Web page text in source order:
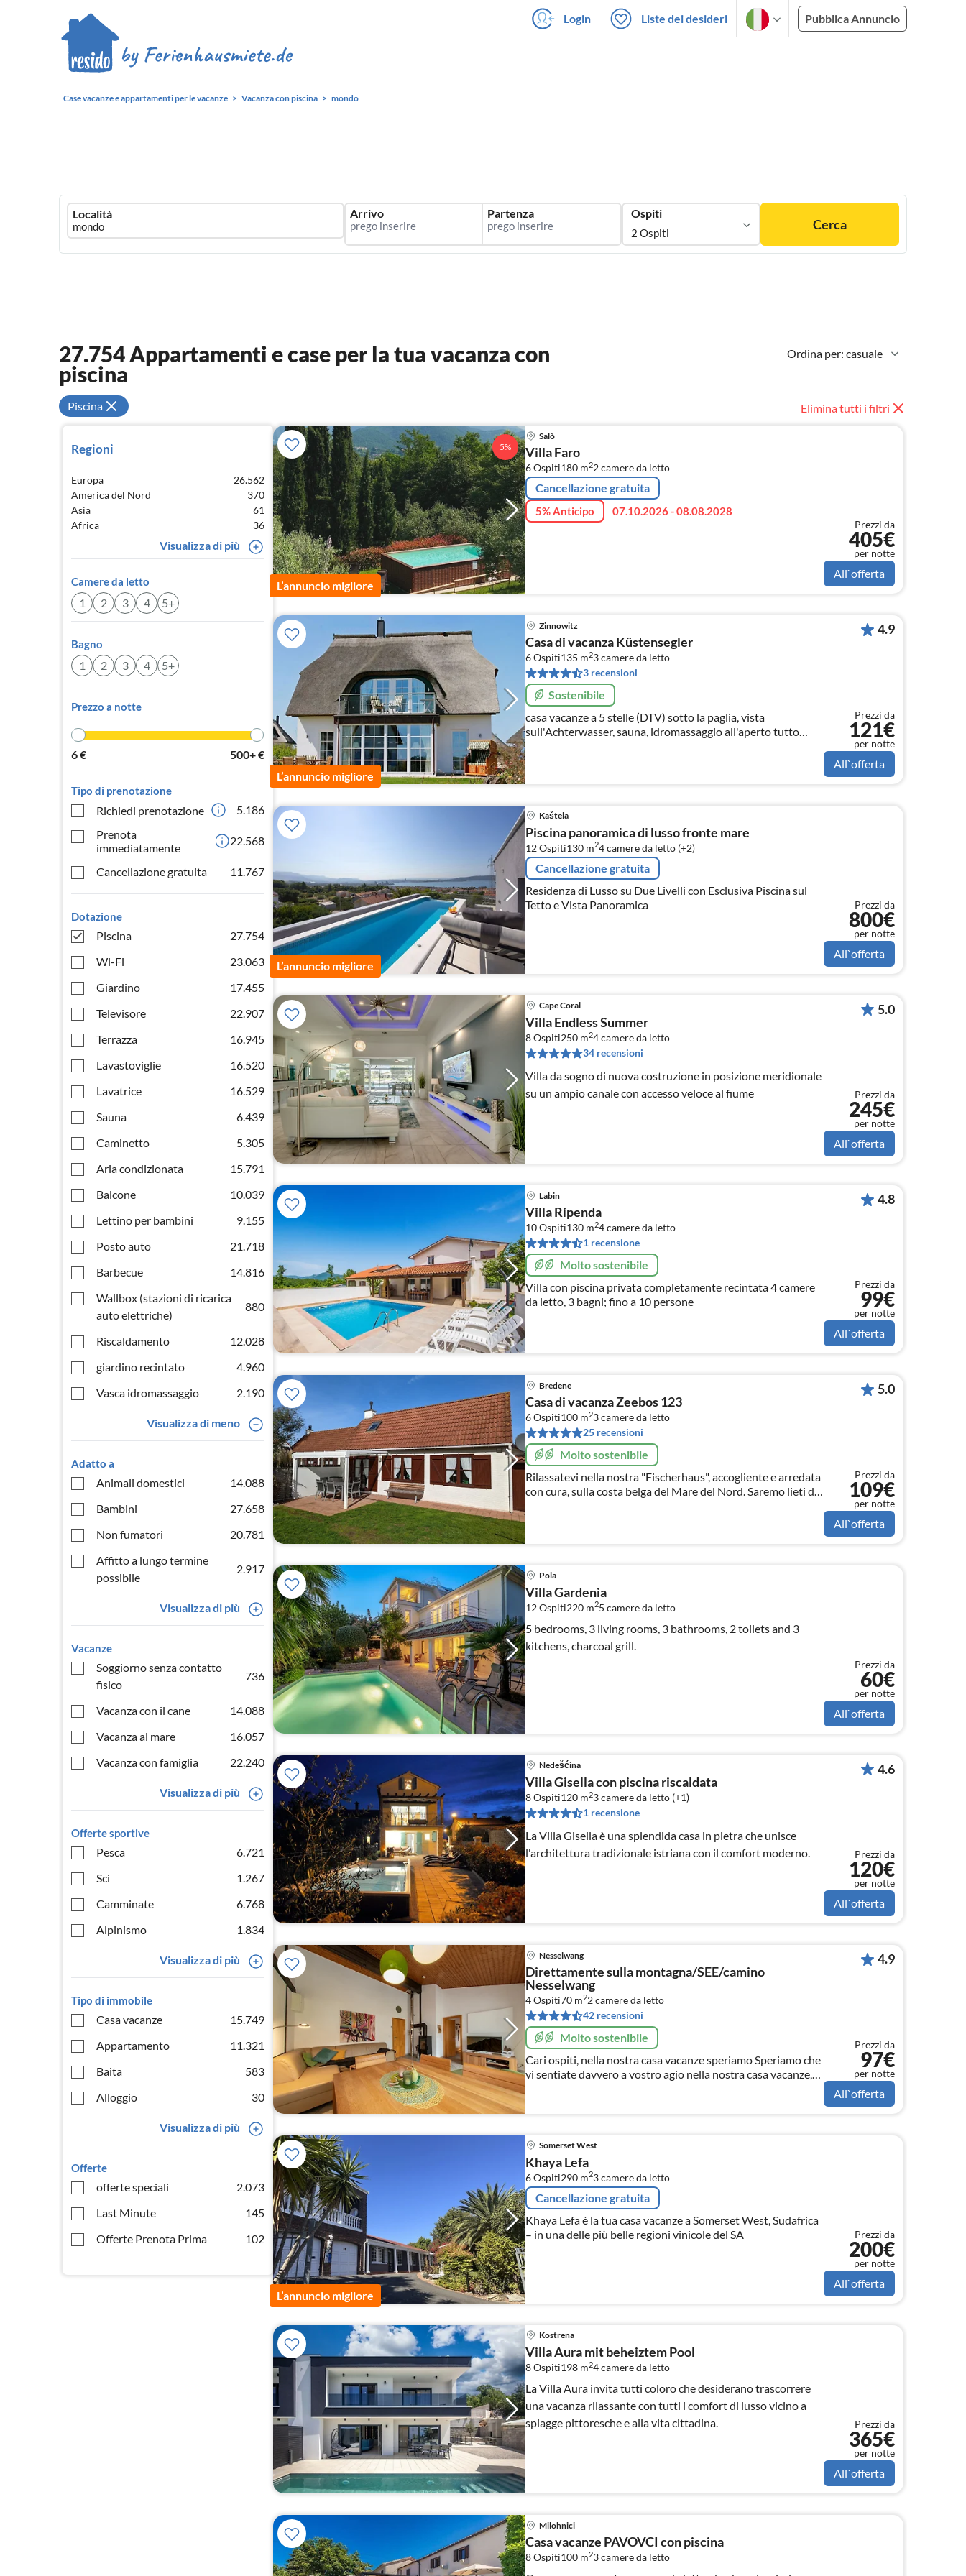
Login Liste dei desideri Pubblica Annuncio
Case vacanze e appartamenti per le vacanze Vacanza con piscina mondo
Ferienhausmiete
logo
Località Arrivo Partenza Ospiti
2 Ospiti
Cerca
Ordina per: casuale
27.754 Appartamenti e case per la tua vacanza con
piscina
Piscina Elimina tutti i filtri
Regioni
Europa
26.562
America del Nord
370
Asia
61
Africa
36
Visualizza di più
Camere da letto
1 2 3 4 5+
Bagno
1 2 3 4 5+
Prezzo a notte
6€ 500+€
Tipo di prenotazione
Richiedi prenotazione
5.186
Prenota
immediatamente
22.568
Cancellazione gratuita 11.767
Dotazione
Piscina
27.754
Wi-Fi
23.063
Giardino
17.455
Televisore
22.907
Terrazza
16.945
Lavastoviglie
16.520
Lavatrice
16.529
Sauna
6.439
Caminetto
5.305
Aria condizionata
15.791
Balcone
10.039
Lettino per bambini
9.155
Posto auto
21.718
Barbecue
14.816
Wallbox (stazioni di ricarica
auto elettriche)
880
Riscaldamento
12.028
giardino recintato
4.960
Vasca idromassaggio
2.190
Visualizza di meno
Adatto a
Animali domestici
14.088
Bambini
27.658
Non fumatori
20.781
Affitto a lungo termine
possibile
2.917
Visualizza di più
Vacanze
Soggiorno senza contatto
fisico
736
Vacanza con il cane
14.088
Vacanza al mare
16.057
Vacanza con famiglia
22.240
Visualizza di più
Offerte sportive
Pesca
6.721
Sci
1.267
Camminate
6.768
Alpinismo
1.834
Visualizza di più
Tipo di immobile
Casa vacanze
15.749
Appartamento
11.321
Baita
583
Alloggio
30
Visualizza di più
Offerte
offerte speciali
2.073
Last Minute
145
Offerte Prenota Prima
102
L’annuncio migliore
5%
Salò
Villa Faro
6 Ospiti180 m22camere da letto
Cancellazione gratuita
5% Anticipo 07.10.2026 - 08.08.2028
Prezzi da
405€
per notte
All`offerta
L’annuncio migliore
Zinnowitz
Casa di vacanza Küstensegler
6 Ospiti135 m23camere da letto
3 recensioni
Sostenibile
casa vacanze a 5 stelle (DTV) sotto la paglia, vista
sull'Achterwasser, sauna, idromassaggio all'aperto tutto
l'anno in giardino a 38°C
4.9
Prezzi da
121€
per notte
All`offerta
L’annuncio migliore
Kaštela
Piscina panoramica di lusso fronte mare
12 Ospiti130 m24camere da letto (+2)
Cancellazione gratuita
Residenza di Lusso su Due Livelli con Esclusiva Piscina sul
Tetto e Vista Panoramica
Prezzi da
800€
per notte
All`offerta
Cape Coral
Villa Endless Summer
8 Ospiti250 m24camere da letto
34 recensioni
Villa da sogno di nuova costruzione in posizione meridionale
su un ampio canale con accesso veloce al fiume
5.0
Prezzi da
245€
per notte
All`offerta
Labin
Villa Ripenda
10 Ospiti130 m24camere da letto
1 recensione
Molto sostenibile
Villa con piscina privata completamente recintata 4 camere
da letto, 3 bagni; fino a 10 persone
4.8
Prezzi da
99€
per notte
All`offerta
Bredene
Casa di vacanza Zeebos 123
6 Ospiti100 m23camere da letto
25 recensioni
Molto sostenibile
Rilassatevi nella nostra "Fischerhaus", accogliente e arredata
con cura, sulla costa belga del Mare del Nord. Saremo lieti di
5.0
Prezzi da
109€
per notte
All`offerta
Pola
Villa Gardenia
12 Ospiti220 m25 camere da letto
5 bedrooms, 3 living rooms, 3 bathrooms, 2 toilets and 3
kitchens, charcoal grill.
Prezzi da
60€
per notte
All`offerta
Nedešćina
Villa Gisella con piscina riscaldata
8 Ospiti120 m23camere da letto (+1)
1 recensione
La Villa Gisella è una splendida casa in pietra che unisce
l'architettura tradizionale istriana con il comfort moderno.
4.6
Prezzi da
120€
per notte
All`offerta
Nesselwang
Direttamente sulla montagna/SEE/camino
Nesselwang
4 Ospiti70 m22camere da letto
42 recensioni
Molto sostenibile
Cari ospiti, nella nostra casa vacanze speriamo Speriamo che
vi sentiate davvero a vostro agio nella nostra casa vacanze,
perché ha tutto ciò che vi serve e molto di più. Fino ad allora
La famiglia Toewe
4.9
Prezzi da
97€
per notte
All`offerta
L’annuncio migliore
Somerset West
Khaya Lefa
6 Ospiti290 m23camere da letto
Cancellazione gratuita
Khaya Lefa è la tua casa vacanze a Somerset West, Sudafrica
– in una delle più belle regioni vinicole del SA
Prezzi da
200€
per notte
All`offerta
Kostrena
Villa Aura mit beheiztem Pool
8 Ospiti198 m24camere da letto
La Villa Aura invita tutti coloro che desiderano trascorrere
una vacanza rilassante con tutti i comfort di lusso vicino a
spiagge pittoresche e alla vita cittadina.
Prezzi da
365€
per notte
All`offerta
Milohnici
Casa vacanze PAVOVCI con piscina
8 Ospiti100 m23camere da letto